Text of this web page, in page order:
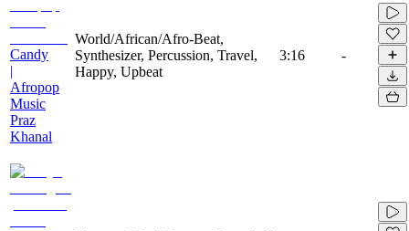
Candy
|
Afropop
Music
Praz
Khanal
World/African/Afro-Beat,
Synthesizer, Percussion, Travel,
Happy, Upbeat
3:16 -